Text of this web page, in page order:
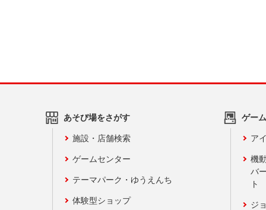
あそび場をさがす
施設・店舗検索
ゲームセンター
テーマパーク・ゆうえんち
体験型ショップ
ゲー
ア
機
バ
ト
ジ